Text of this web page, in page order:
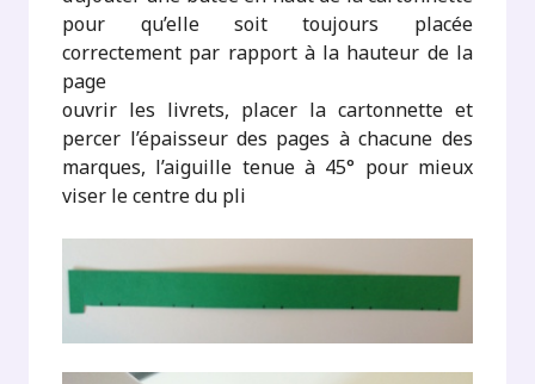
pour qu’elle soit toujours placée
correctement par rapport à la hauteur de la
page
ouvrir les livrets, placer la cartonnette et
percer l’épaisseur des pages à chacune des
marques, l’aiguille tenue à 45° pour mieux
viser le centre du pli